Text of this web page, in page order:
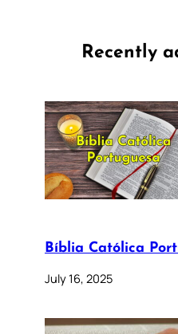
Recently
Bíblia Católica
July 16, 2025